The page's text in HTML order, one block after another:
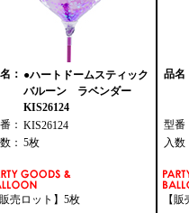
： ●ハートドームスティック
バルーン ラベンダー
KIS26124
： KIS26124
： 5枚
販売ロット】5枚
品名
型番
入数
【